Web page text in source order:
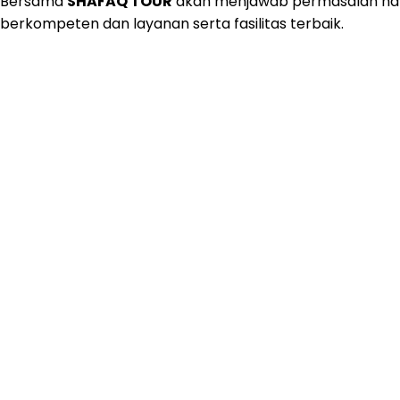
berkompeten dan layanan serta fasilitas terbaik.